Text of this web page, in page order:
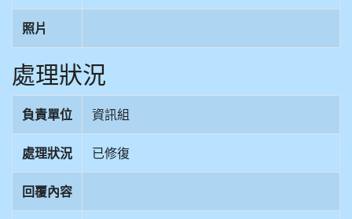
照片
處理狀況
負責單位 資訊組
處理狀況 已修復
回覆內容